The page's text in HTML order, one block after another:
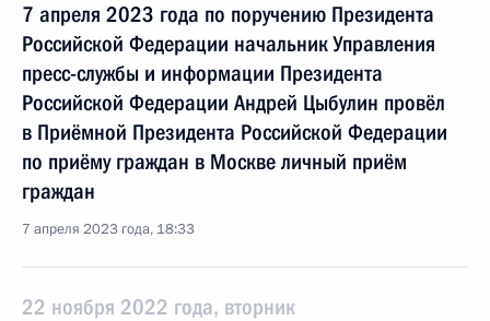
7 апреля 2023 года по поручению Президента
Российской Федерации начальник Управления
пресс-службы и информации Президента
Российской Федерации Андрей Цыбулин провёл
в Приёмной Президента Российской Федерации
по приёму граждан в Москве личный приём
граждан
7 апреля 2023 года, 18:33
22 ноября 2022 года, вторник